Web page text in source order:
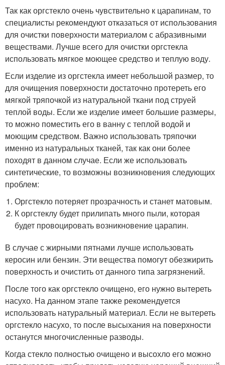
Так как оргстекло очень чувствительно к царапинам, то
специалисты рекомендуют отказаться от использования
для очистки поверхности материалом с абразивными
веществами. Лучше всего для очистки оргстекла
использовать мягкое моющее средство и теплую воду.
Если изделие из оргстекла имеет небольшой размер, то
для очищения поверхности достаточно протереть его
мягкой тряпочкой из натуральной ткани под струей
теплой воды. Если же изделие имеет большие размеры,
то можно поместить его в ванну с теплой водой и
моющим средством. Важно использовать тряпочки
именно из натуральных тканей, так как они более
походят в данном случае. Если же использовать
синтетические, то возможны возникновения следующих
проблем:
Оргстекло потеряет прозрачность и станет матовым.
К оргстеклу будет прилипать много пыли, которая
будет провоцировать возникновение царапин.
В случае с жирными пятнами лучше использовать
керосин или бензин. Эти вещества помогут обезжирить
поверхность и очистить от данного типа загрязнений.
После того как оргстекло очищено, его нужно вытереть
насухо. На данном этапе также рекомендуется
использовать натуральный материал. Если не вытереть
оргстекло насухо, то после высыхания на поверхности
останутся многочисленные разводы.
Когда стекло полностью очищено и высохло его можно